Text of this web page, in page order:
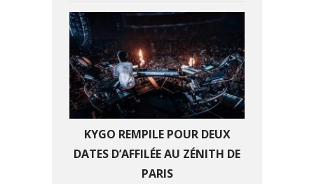
KYGO REMPILE POUR DEUX
DATES D’AFFILÉE AU ZÉNITH DE
PARIS